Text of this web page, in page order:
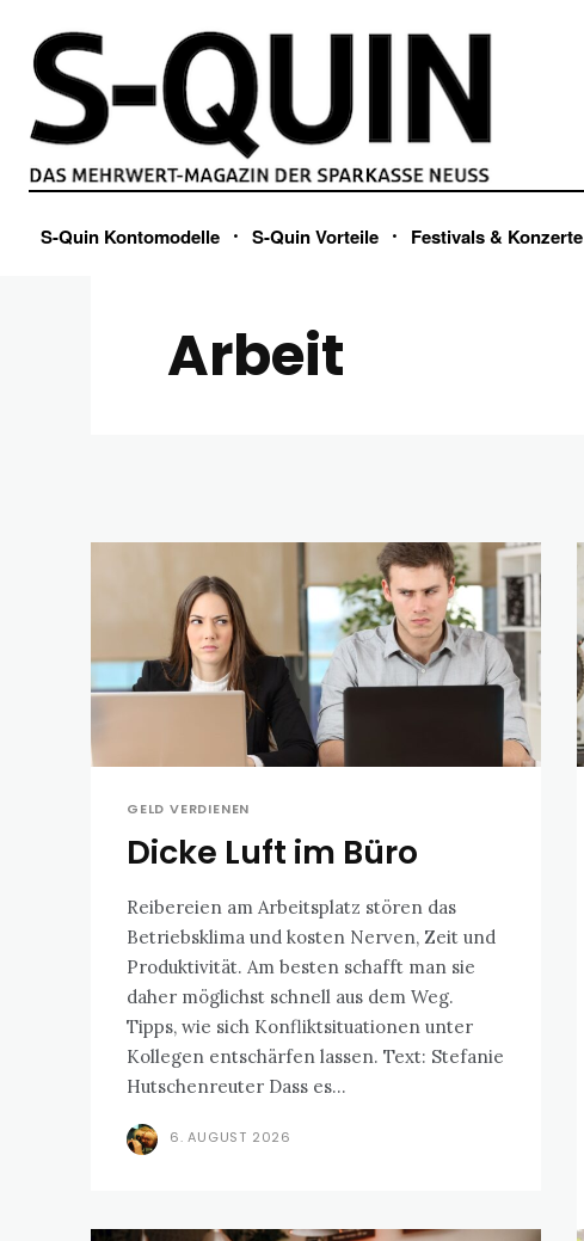
S-Quin Kontomodelle S-Quin Vorteile Festivals & Konzerte
Arbeit
GELD VERDIENEN
Dicke Luft im Büro
Reibereien am Arbeitsplatz stören das
Betriebsklima und kosten Nerven, Zeit und
Produktivität. Am besten schafft man sie
daher möglichst schnell aus dem Weg.
Tipps, wie sich Konfliktsituationen unter
Kollegen entschärfen lassen. Text: Stefanie
Hutschenreuter Dass es...
6. AUGUST 2026